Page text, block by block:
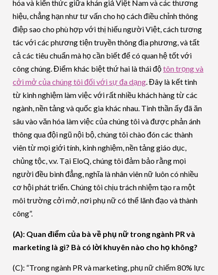
hóa và kiến ​​thức giữa khán giả Việt Nam và các thương
hiệu, chẳng hạn như tư vấn cho họ cách điều chỉnh thông
điệp sao cho phù hợp với thị hiếu người Việt, cách tương
tác với các phương tiện truyền thông địa phương, và tất
cả các tiêu chuẩn mà họ cần biết để có quan hệ tốt với
công chúng. Điểm khác biệt thứ hai là thái độtôn trọng và
cởi mở của chúng tôi đối với sự đa dạng . Đây là kết tinh
từ kinh nghiệm làm việc với rất nhiều khách hàng từ các
ngành, nền tảng và quốc gia khác nhau. Tinh thần ấy đã ăn
sâu vào văn hóa làm việc của chúng tôi và được phản ánh
thông qua đội ngũ nội bộ, chúng tôi chào đón các thành
viên từ mọi giới tính, kinh nghiệm, nền tảng giáo dục,
chủng tộc, v.v. Tại EloQ, chúng tôi đảm bảo rằng mọi
người đều bình đẳng, nghĩa là nhân viên nữ luôn có nhiều
cơ hội phát triển. Chúng tôi chịu trách nhiệm tạo ra một
môi trường cởi mở, nơi phụ nữ có thể lãnh đạo và thành
công”.
(A): Quan điểm của bà về phụ nữ trong ngành PR và
marketing là gì? Bà có lời khuyên nào cho họ không?
(C): “Trong ngành PR và marketing, phụ nữ chiếm 80% lực